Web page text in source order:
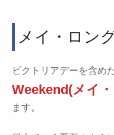
メイ・ロン
ビクトリアデーを含め
Weekend(メイ
ます。